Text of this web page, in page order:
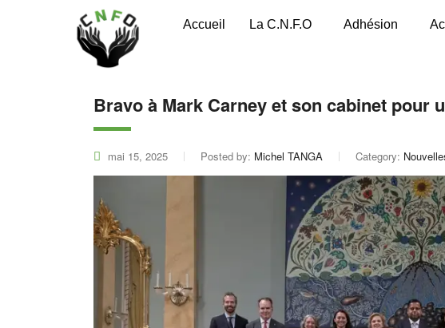
Accueil La C.N.F.O Adhésion
Bravo à Mark Carney et son cabinet pour
mai 15, 2025 Posted by: Michel TANGA Category: